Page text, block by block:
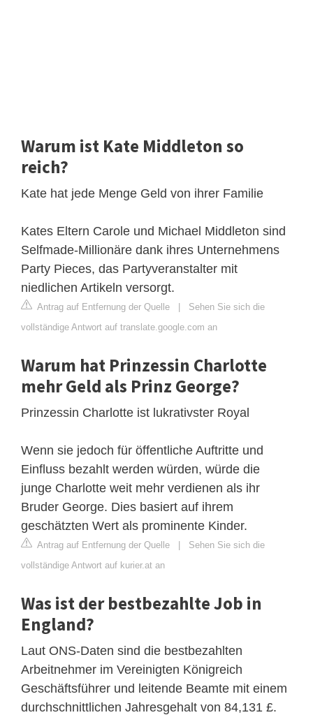
Warum ist Kate Middleton so
reich?
Kate hat jede Menge Geld von ihrer Familie
Kates Eltern Carole und Michael Middleton sind
Selfmade-Millionäre dank ihres Unternehmens
Party Pieces, das Partyveranstalter mit
niedlichen Artikeln versorgt.
Antrag auf Entfernung der Quelle | Sehen Sie sich die
vollständige Antwort auf translate.google.com an
Warum hat Prinzessin Charlotte
mehr Geld als Prinz George?
Prinzessin Charlotte ist lukrativster Royal
Wenn sie jedoch für öffentliche Auftritte und
Einfluss bezahlt werden würden, würde die
junge Charlotte weit mehr verdienen als ihr
Bruder George. Dies basiert auf ihrem
geschätzten Wert als prominente Kinder.
Antrag auf Entfernung der Quelle | Sehen Sie sich die
vollständige Antwort auf kurier.at an
Was ist der bestbezahlte Job in
England?
Laut ONS-Daten sind die bestbezahlten
Arbeitnehmer im Vereinigten Königreich
Geschäftsführer und leitende Beamte mit einem
durchschnittlichen Jahresgehalt von 84,131 £.